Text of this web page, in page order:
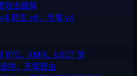
攻击缓解
原生 v6，专属 v4
BTC、XMR、USDT 等
款，无需理由